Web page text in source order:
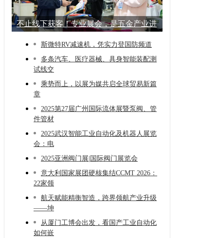
不止线下获客！专业展会，是五金产业进
斯微特RV减速机，凭实力登国防频道
多条汽车、医疗器械、具身智能装配测
试线交
乘势而上，以展为媒共启全球贸易新篇
章
2025第27届广州国际流体展暨泵阀、管
件管材
2025武汉智能工业自动化及机器人展览
会：电
2025亚洲阀门展|国际阀门展览会
意大利国家展团硬核集结CCMT 2026：
22家领
航天赋能精衡智造，跨界领航产业升级
——坤
从厦门工博会出发，看国产工业自动化
如何嵌